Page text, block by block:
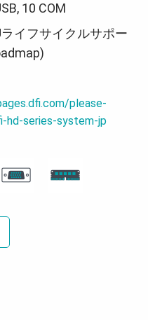
10 COM
イフサイクルサポー
please-
hd-series-system-jp